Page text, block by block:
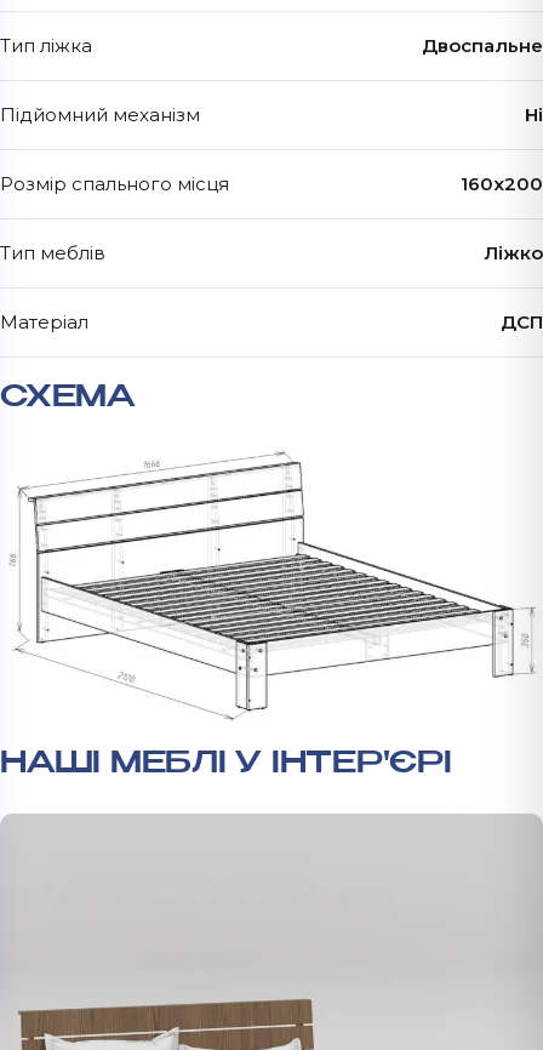
Тип ліжка Двоспальне
Підйомний механізм Ні
Розмір спального місця 160х200
Тип меблів Ліжко
Матеріал ДСП
СХЕМА
НАШІ МЕБЛІ У ІНТЕР'ЄРІ